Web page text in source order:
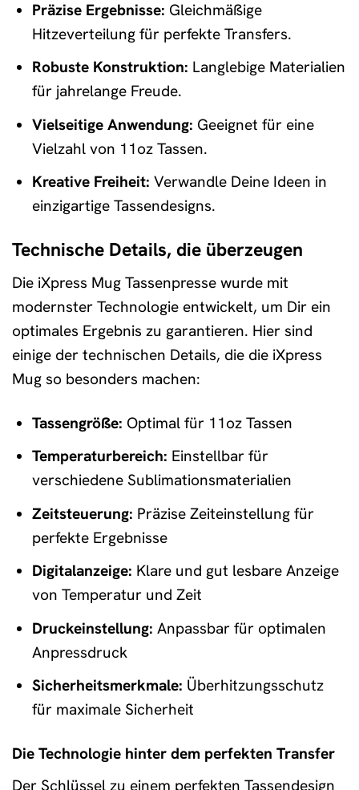
Präzise Ergebnisse: Gleichmäßige
Hitzeverteilung für perfekte Transfers.
Robuste Konstruktion: Langlebige Materialien
für jahrelange Freude.
Vielseitige Anwendung: Geeignet für eine
Vielzahl von 11oz Tassen.
Kreative Freiheit: Verwandle Deine Ideen in
einzigartige Tassendesigns.
Technische Details, die überzeugen
Die iXpress Mug Tassenpresse wurde mit
modernster Technologie entwickelt, um Dir ein
optimales Ergebnis zu garantieren. Hier sind
einige der technischen Details, die die iXpress
Mug so besonders machen:
Tassengröße: Optimal für 11oz Tassen
Temperaturbereich: Einstellbar für
verschiedene Sublimationsmaterialien
Zeitsteuerung: Präzise Zeiteinstellung für
perfekte Ergebnisse
Digitalanzeige: Klare und gut lesbare Anzeige
von Temperatur und Zeit
Druckeinstellung: Anpassbar für optimalen
Anpressdruck
Sicherheitsmerkmale: Überhitzungsschutz
für maximale Sicherheit
Die Technologie hinter dem perfekten Transfer
Der Schlüssel zu einem perfekten Tassendesign